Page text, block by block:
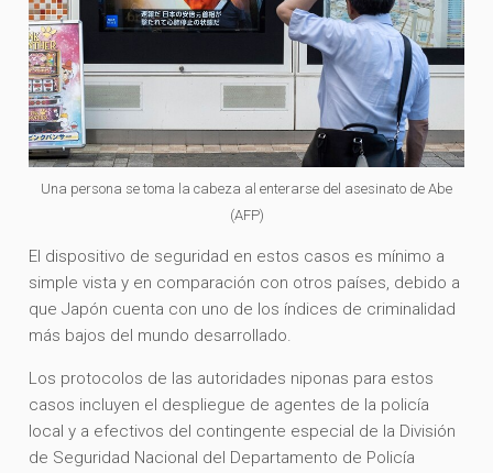
Una persona se toma la cabeza al enterarse del asesinato de Abe
(AFP)
El dispositivo de seguridad en estos casos es mínimo a
simple vista y en comparación con otros países, debido a
que Japón cuenta con uno de los índices de criminalidad
más bajos del mundo desarrollado.
Los protocolos de las autoridades niponas para estos
casos incluyen el despliegue de agentes de la policía
local y a efectivos del contingente especial de la División
de Seguridad Nacional del Departamento de Policía